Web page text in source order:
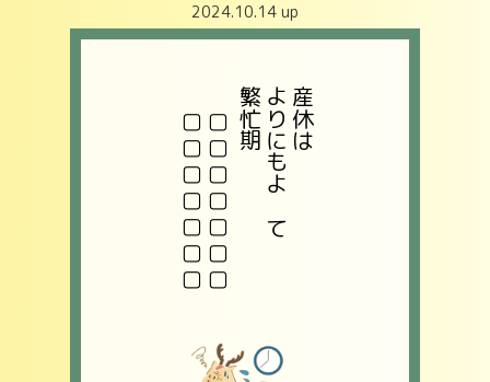
2024.10.14 up
産休は​
よりにもよって​
繁忙期
▢▢▢▢▢▢▢
▢▢▢▢▢▢▢